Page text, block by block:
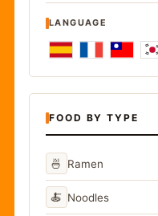
LANGUAGE
FOOD BY TYPE
🍜 Ramen
🍝 Noodles